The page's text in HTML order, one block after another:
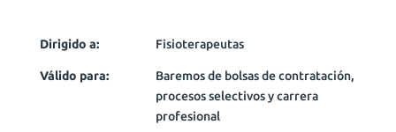
Dirigido a: Fisioterapeutas
Válido para:
Baremos de bolsas de contratación,
procesos selectivos y carrera
profesional